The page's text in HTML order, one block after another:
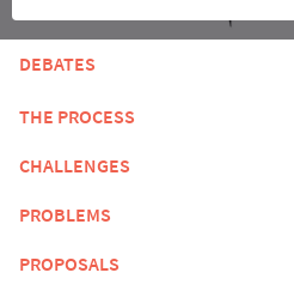
DEBATES
THE PROCESS
CHALLENGES
PROBLEMS
PROPOSALS